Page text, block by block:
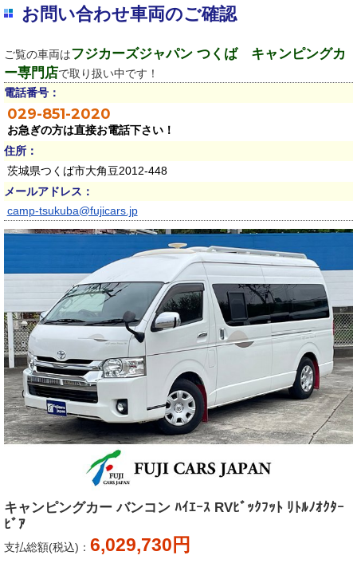
お問い合わせ車両のご確認
ご覧の車両はフジカーズジャパン つくば キャンピングカ
ー専門店で取り扱い中です！
電話番号：
029-851-2020
お急ぎの方は直接お電話下さい！
住所：
茨城県つくば市大角豆2012-448
メールアドレス：
camp-tsukuba@fujicars.jp
キャンピングカー バンコン ﾊｲｴｰｽ RVﾋﾞｯｸﾌｯﾄ ﾘﾄﾙﾉｵｸﾀｰ
ﾋﾞｱ
支払総額(税込)： 6,029,730円